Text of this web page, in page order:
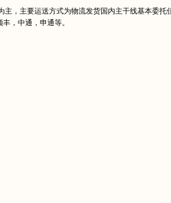
，主要运送方式为物流发货国内主干线基本委托
，中通，申通等。